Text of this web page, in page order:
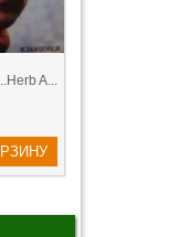
A...